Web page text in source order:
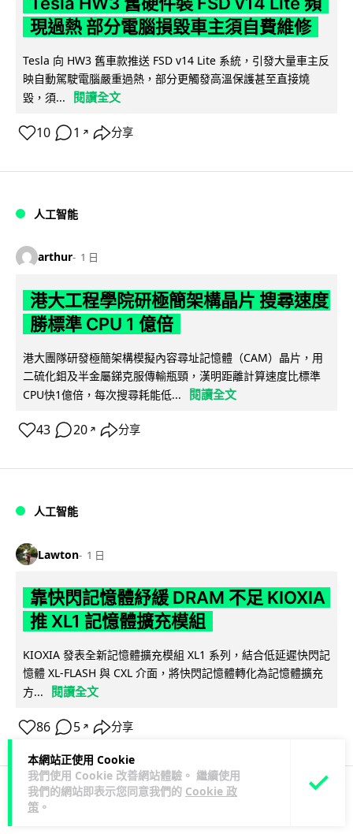
本網站正使用 Cookie
我們使用 Cookie 改善網站體驗。 繼續使用
我們的網站即表示您同意我們的 Cookie 政
策 。
現過熱 部分電腦損毀車主須自費維修
Tesla 向 HW3 舊車款推送 FSD v14 Lite 系統，引發大量車主反
映自動駕駛電腦嚴重過熱，部分更觸發高溫保護甚至直接燒
毀，須...
閱讀全文
10 1 ↗ 分享
人工智能
arthur 1 日
港大工程學院研極簡架構晶片 搜尋速度
勝標準 CPU 1 億倍
港大團隊研發極簡架構模擬內容尋址記憶體（CAM）晶片，用
二硫化鉬及半金屬銻克服傳輸瓶頸，漢明距離計算速度比標準
CPU快1億倍，每次搜尋耗能低...
閱讀全文
43 20 ↗ 分享
人工智能
Lawton 1 日
靠快閃記憶體紓緩 DRAM 不足 KIOXIA
推 XL1 記憶體擴充模組
KIOXIA 發表全新記憶體擴充模組 XL1 系列，結合低延遲快閃記
憶體 XL-FLASH 與 CXL 介面，將快閃記憶體轉化為記憶體擴充
方...
閱讀全文
86 5 ↗ 分享
商業科技